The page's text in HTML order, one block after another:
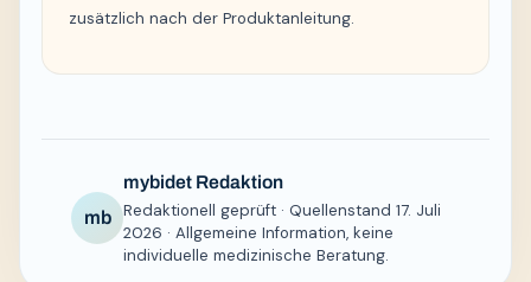
zusätzlich nach der Produktanleitung.
mb
mybidet Redaktion
Redaktionell geprüft · Quellenstand 17. Juli
2026 · Allgemeine Information, keine
individuelle medizinische Beratung.